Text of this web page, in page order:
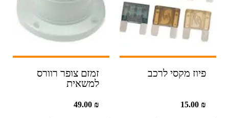
פיוז מקסי לרכב
15.00₪
זמזם צופר רוורס
למשאית
49.00₪